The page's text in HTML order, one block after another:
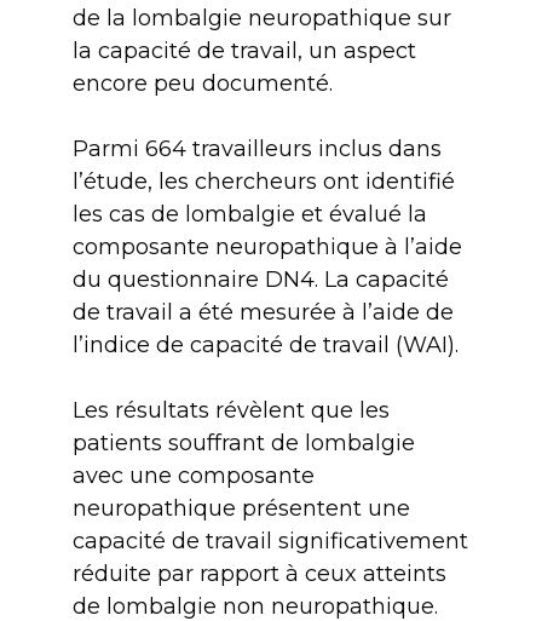
de la lombalgie neuropathique sur
la capacité de travail, un aspect
encore peu documenté.
Parmi 664 travailleurs inclus dans
l’étude, les chercheurs ont identifié
les cas de lombalgie et évalué la
composante neuropathique à l’aide
du questionnaire DN4. La capacité
de travail a été mesurée à l’aide de
l’indice de capacité de travail (WAI).
Les résultats révèlent que les
patients souffrant de lombalgie
avec une composante
neuropathique présentent une
capacité de travail significativement
réduite par rapport à ceux atteints
de lombalgie non neuropathique.